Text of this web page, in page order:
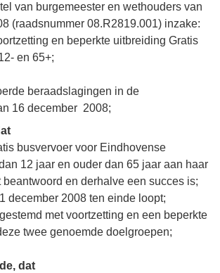
van burgemeester en wethouders van
(raadsnummer 08.R2819.001) inzake:
en beperkte uitbreiding Gratis
en 65+;
beraadslagingen in de
16 december 2008;
busvervoer voor Eindhovense
12 jaar en ouder dan 65 jaar aan haar
en derhalve een succes is;
december 2008 ten einde loopt;
met voortzetting en een beperkte
twee genoemde doelgroepen;
dat